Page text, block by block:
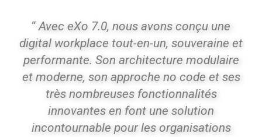
“Avec eXo 7.0, nous avons conçu une
digital workplace tout-en-un, souveraine et
performante. Son architecture modulaire
et moderne, son approche no code et ses
très nombreuses fonctionnalités
innovantes en font une solution
incontournable pour les organisations